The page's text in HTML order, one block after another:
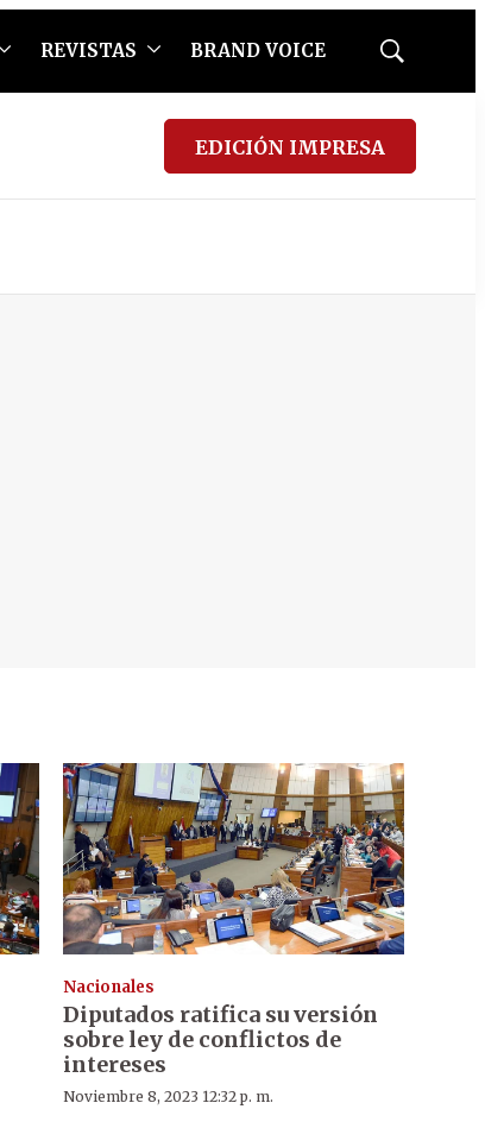
REVISTAS BRAND VOICE
Mostrar
EDICIÓN IMPRESA
Nacionales
Diputados ratifica su versión
sobre ley de conflictos de
intereses
Noviembre 8, 2023 12:32 p. m.